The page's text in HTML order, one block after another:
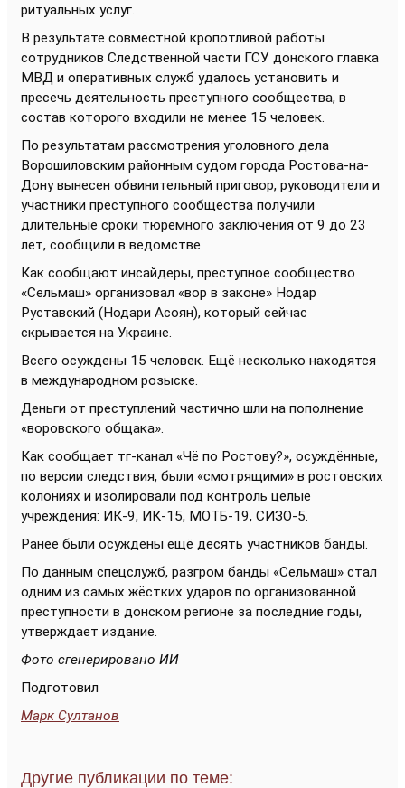
ритуальных услуг.
В результате совместной кропотливой работы
сотрудников Следственной части ГСУ донского главка
МВД и оперативных служб удалось установить и
пресечь деятельность преступного сообщества, в
состав которого входили не менее 15 человек.
По результатам рассмотрения уголовного дела
Ворошиловским районным судом города Ростова-на-
Дону вынесен обвинительный приговор, руководители и
участники преступного сообщества получили
длительные сроки тюремного заключения от 9 до 23
лет, сообщили в ведомстве.
Как сообщают инсайдеры, преступное сообщество
«Сельмаш» организовал «вор в законе» Нодар
Руставский (Нодари Асоян), который сейчас
скрывается на Украине.
Всего осуждены 15 человек. Ещё несколько находятся
в международном розыске.
Деньги от преступлений частично шли на пополнение
«воровского общака».
Как сообщает тг-канал «Чё по Ростову?», осуждённые,
по версии следствия, были «смотрящими» в ростовских
колониях и изолировали под контроль целые
учреждения: ИК-9, ИК-15, МОТБ-19, СИЗО-5.
Ранее были осуждены ещё десять участников банды.
По данным спецслужб, разгром банды «Сельмаш» стал
одним из самых жёстких ударов по организованной
преступности в донском регионе за последние годы,
утверждает издание.
Фото сгенерировано ИИ
Подготовил
Марк Султанов
Другие публикации по теме: